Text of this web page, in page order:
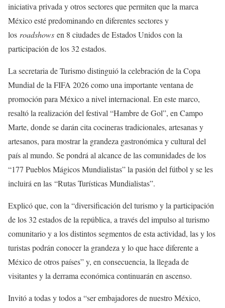
iniciativa privada y otros sectores que permiten que la marca
México esté predominando en diferentes sectores y
los roadshows en 8 ciudades de Estados Unidos con la
participación de los 32 estados.
La secretaria de Turismo distinguió la celebración de la Copa
Mundial de la FIFA 2026 como una importante ventana de
promoción para México a nivel internacional. En este marco,
resaltó la realización del festival “Hambre de Gol”, en Campo
Marte, donde se darán cita cocineras tradicionales, artesanas y
artesanos, para mostrar la grandeza gastronómica y cultural del
país al mundo. Se pondrá al alcance de las comunidades de los
“177 Pueblos Mágicos Mundialistas” la pasión del fútbol y se les
incluirá en las “Rutas Turísticas Mundialistas”.
Explicó que, con la “diversificación del turismo y la participación
de los 32 estados de la república, a través del impulso al turismo
comunitario y a los distintos segmentos de esta actividad, las y los
turistas podrán conocer la grandeza y lo que hace diferente a
México de otros países” y, en consecuencia, la llegada de
visitantes y la derrama económica continuarán en ascenso.
Invitó a todas y todos a “ser embajadores de nuestro México,